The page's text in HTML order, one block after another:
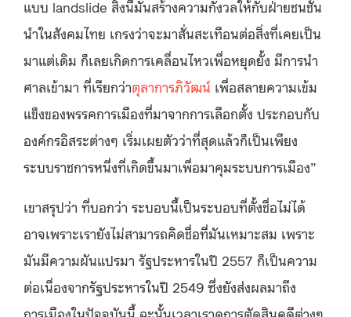
แบบ landslide สิ่งนี้มันสร้างความกังวลให้กับฝ่ายชนชั้น
นำในสังคมไทย เกรงว่าจะมาสั่นสะเทือนต่อสิ่งที่เคยเป็น
มาแต่เดิม ก็เลยเกิดการเคลื่อนไหวเพื่อหยุดยั้ง มีการนำ
ศาลเข้ามา ที่เรียกว่าตุลาการภิวัฒน์ เพื่อสลายความเข้ม
แข็งของพรรคการเมืองที่มาจากการเลือกตั้ง ประกอบกับ
องค์กรอิสระต่างๆ เริ่มเผยตัวว่าที่สุดแล้วก็เป็นเพียง
ระบบราชการหนึ่งที่เกิดขึ้นมาเพื่อมาคุมระบบการเมือง”
เขาสรุปว่า ที่บอกว่า ระบอบนี้เป็นระบอบที่ตั้งชื่อไม่ได้
อาจเพราะเรายังไม่สามารถคิดชื่อที่มันเหมาะสม เพราะ
มันมีความผันแปรมา รัฐประหารในปี 2557 ก็เป็นความ
ต่อเนื่องจากรัฐประหารในปี 2549 ซึ่งยังส่งผลมาถึง
การเมืองในปัจจุบันนี้ ฉะนั้นเวลาเราดูการตัดสินคดีต่างๆ